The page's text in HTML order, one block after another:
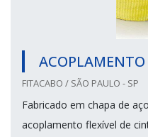
FITACABO / SÃO PAULO - SP
Fabricado em chapa de
acoplamento flexível de